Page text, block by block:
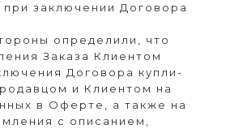
заключении Договора
определили, что
Заказа Клиентом
Договора купли-
и Клиентом на
в Оферте, а также на
с описанием,